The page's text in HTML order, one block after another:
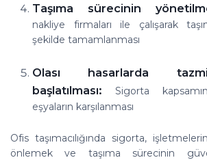
Taşıma sürecinin
nakliye firmaları ile çalışarak
şekilde tamamlanması
Olası hasarlarda
başlatılması: Sigorta
eşyaların karşılanması
Ofis taşımacılığında sigorta,
önlemek ve taşıma sürecinin